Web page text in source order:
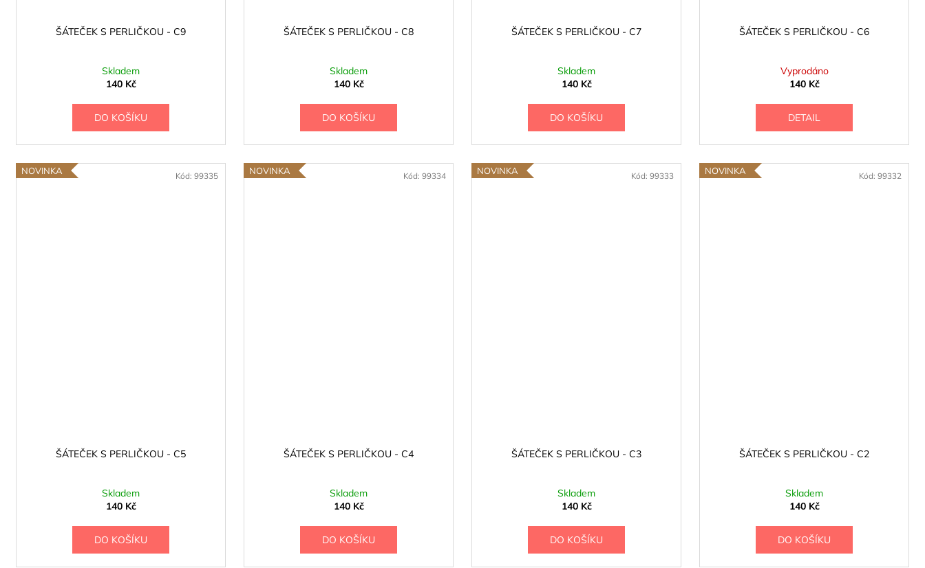
ŠÁTEČEK S PERLIČKOU - C9
Skladem
140 Kč
DO KOŠÍKU
ŠÁTEČEK S PERLIČKOU - C8
Skladem
140 Kč
DO KOŠÍKU
ŠÁTEČEK S PERLIČKOU - C7
Skladem
140 Kč
DO KOŠÍKU
ŠÁTEČEK S PERLIČKOU - C6
Vyprodáno
140 Kč
DETAIL
NOVINKA
ŠÁTEČEK S PERLIČKOU - C5
Skladem
140 Kč
DO KOŠÍKU
Kód: 99335 NOVINKA
ŠÁTEČEK S PERLIČKOU - C4
Skladem
140 Kč
DO KOŠÍKU
Kód: 99334 NOVINKA
ŠÁTEČEK S PERLIČKOU - C3
Skladem
140 Kč
DO KOŠÍKU
Kód: 99333 NOVINKA
ŠÁTEČEK S PERLIČKOU - C2
Skladem
140 Kč
DO KOŠÍKU
Kód: 99332